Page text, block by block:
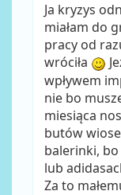
Ja kryzys
miałam do
pracy od
wróciła
wpływem
nie bo
miesiąca
butów
balerinki,
lub
Za to